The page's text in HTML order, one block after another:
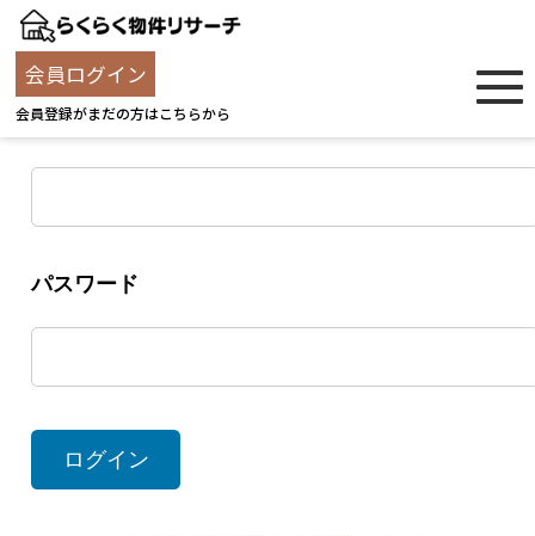
会員ログイン
会員登録がまだの方はこちらから
ユーザー名
パスワード